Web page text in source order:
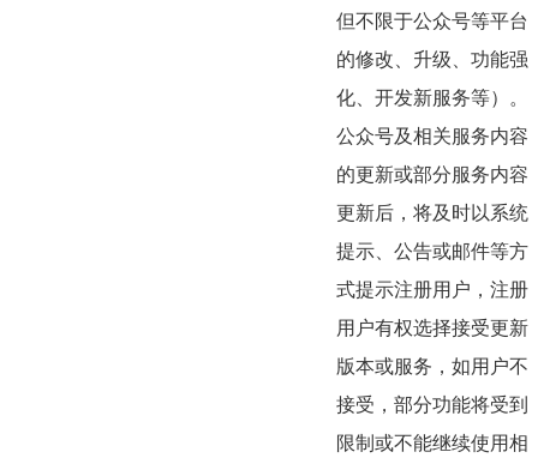
但不限于公众号等平台
的修改、升级、功能强
化、开发新服务等）。
公众号及相关服务内容
的更新或部分服务内容
更新后，将及时以系统
提示、公告或邮件等方
式提示注册用户，注册
用户有权选择接受更新
版本或服务，如用户不
接受，部分功能将受到
限制或不能继续使用相